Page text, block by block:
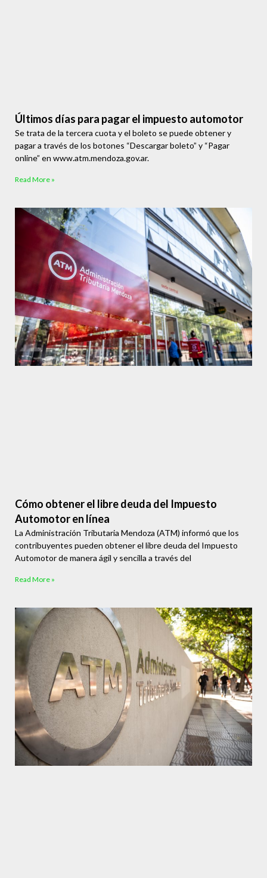
Últimos días para pagar el impuesto automotor
Se trata de la tercera cuota y el boleto se puede obtener y
pagar a través de los botones “Descargar boleto” y “Pagar
online” en www.atm.mendoza.gov.ar.
Read More »
Cómo obtener el libre deuda del Impuesto
Automotor en línea
La Administración Tributaria Mendoza (ATM) informó que los
contribuyentes pueden obtener el libre deuda del Impuesto
Automotor de manera ágil y sencilla a través del
Read More »